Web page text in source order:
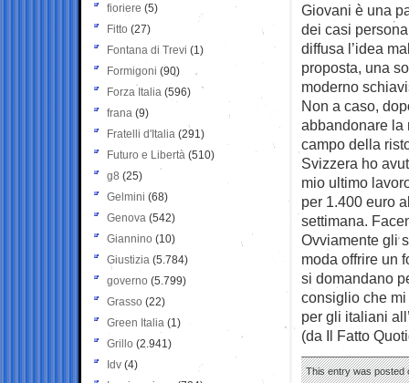
Giovani è una
dei casi
diffusa l’idea
proposta, una
moderno
Non a caso,
abbandonare la
campo della
Svizzera ho
mio ultimo
per 1.400 euro
settimana.
Ovviamente gli
moda offrire un
si domandano
consiglio che
per gli italiani
(da Il Fatto
This entry was posted
fioriere (5)
Fitto (27)
Fontana di Trevi (1)
Formigoni (90)
Forza Italia (596)
frana (9)
Fratelli d'Italia (291)
Futuro e Libertà (510)
g8 (25)
Gelmini (68)
Genova (542)
Giannino (10)
Giustizia (5.784)
governo (5.799)
Grasso (22)
Green Italia (1)
Grillo (2.941)
Idv (4)